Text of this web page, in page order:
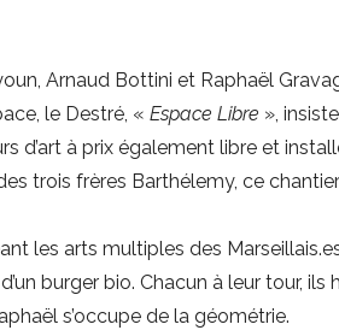
Arnaud Bottini et Raphaël
le Destré, «Espace Libre »,
d’art à prix également libre et
trois frères Barthélemy, ce chantier
les arts multiples des
burger bio. Chacun à leur tour, ils
s’occupe de la géométrie.